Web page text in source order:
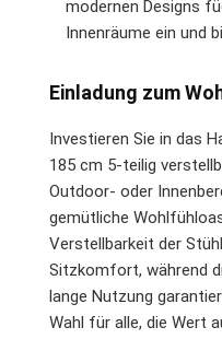
modernen Designs
Innenräume ein und
Einladung zum
Investieren Sie in das
185 cm 5-teilig
Outdoor- oder
gemütliche
Verstellbarkeit der
Sitzkomfort, während
lange Nutzung
Wahl für alle, die Wert